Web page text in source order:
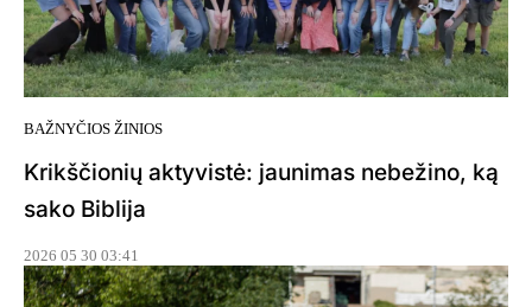
BAŽNYČIOS ŽINIOS
Krikščionių aktyvistė: jaunimas nebežino, ką
sako Biblija
2026 05 30 03:41